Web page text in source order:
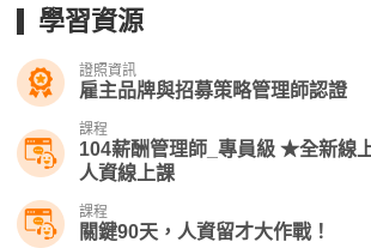
學習資源
證照資訊
雇主品牌與招募策略管理師認證
課程
104薪酬管理師_專員級 ★全新線
人資線上課
課程
關鍵90天，人資留才大作戰！